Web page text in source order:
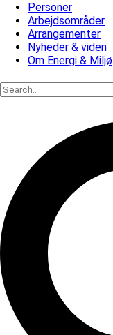
Personer
Arbejdsområder
Arrangementer
Nyheder & viden
Om Energi & Miljø